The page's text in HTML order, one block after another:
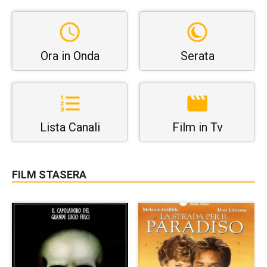
Ora in Onda Serata
Lista Canali Film in Tv
FILM STASERA